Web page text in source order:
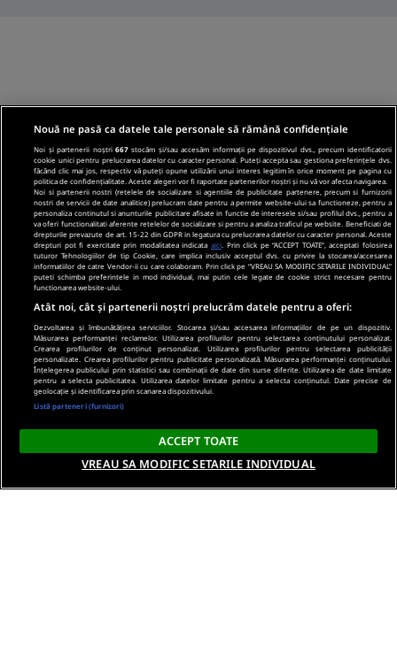
Nouă ne pasă ca datele tale personale să rămână confidențiale
Noi și partenerii noștri667 stocăm și/sau accesăm informații pe dispozitivul dvs., precum identificatorii
cookie unici pentru prelucrarea datelor cu caracter personal. Puteți accepta sau gestiona preferințele dvs.
făcând clic mai jos, respectiv vă puteți opune utilizării unui interes legitim în orice moment pe pagina cu
politica de confidențialitate. Aceste alegeri vor fi raportate partenerilor noștri și nu vă vor afecta navigarea.
Noi si partenerii nostri (retelele de socializare si agentiile de publicitate partenere, precum si furnizorii
nostri de servicii de date analitice) prelucram date pentru a permite website-ului sa functioneze, pentru a
personaliza continutul si anunturile publicitare afisate in functie de interesele si/sau profilul dvs., pentru a
va oferi functionalitati aferente retelelor de socializare si pentru a analiza traficul pe website. Beneficiati de
drepturile prevazute de art. 15-22 din GDPR in legatura cu prelucrarea datelor cu caracter personal. Aceste
drepturi pot fi exercitate prin modalitatea indicata aici . Prin click pe “ACCEPT TOATE”, acceptati folosirea
tuturor Tehnologiilor de tip Cookie, care implica inclusiv acceptul dvs. cu privire la stocarea/accesarea
informatiilor de catre Vendor-ii cu care colaboram. Prin click pe “VREAU SA MODIFIC SETARILE INDIVIDUAL”
puteti schimba preferintele in mod individual, mai putin cele legate de cookie strict necesare pentru
functionarea website-ului.
Atât noi, cât și partenerii noștri prelucrăm datele pentru a oferi:
Dezvoltarea și îmbunătățirea serviciilor. Stocarea și/sau accesarea informațiilor de pe un dispozitiv.
Măsurarea performanței reclamelor. Utilizarea profilurilor pentru selectarea conținutului personalizat.
Crearea profilurilor de conținut personalizat. Utilizarea profilurilor pentru selectarea publicității
personalizate. Crearea profilurilor pentru publicitate personalizată. Măsurarea performanței conținutului.
Înțelegerea publicului prin statistici sau combinații de date din surse diferite. Utilizarea de date limitate
pentru a selecta publicitatea. Utilizarea datelor limitate pentru a selecta conținutul. Date precise de
geolocație și identificarea prin scanarea dispozitivului.
Listă parteneri (furnizori)
ACCEPT TOATE
VREAU SA MODIFIC SETARILE INDIVIDUAL